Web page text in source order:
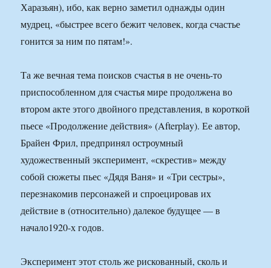
Харазьян), ибо, как верно заметил однажды один
мудрец, «быстрее всего бежит человек, когда счастье
гонится за ним по пятам!».
Та же вечная тема поисков счастья в не очень-то
приспособленном для счастья мире продолжена во
втором акте этого двойного представления, в короткой
пьесе «Продолжение действия» (Afterplay). Ее автор,
Брайен Фрил, предпринял остроумный
художественный эксперимент, «скрестив» между
собой сюжеты пьес «Дядя Ваня» и «Три сестры»,
перезнакомив персонажей и спроецировав их
действие в (относительно) далекое будущее — в
начало1920-х годов.
Эксперимент этот столь же рискованный, сколь и